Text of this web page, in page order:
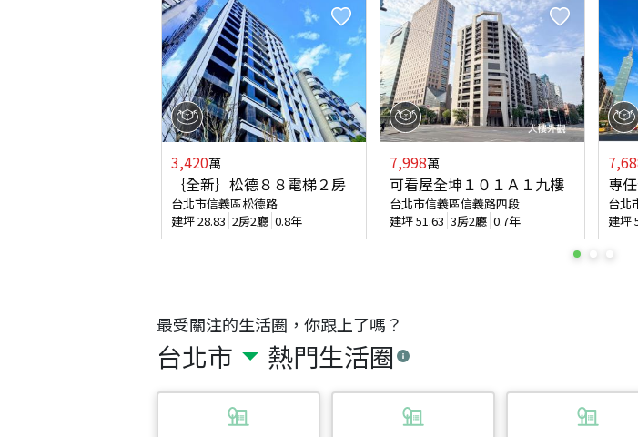
最受關注的生活圈，你跟上了嗎？
台北市 熱門生活圈
3,420萬
｛全新｝松德８８電梯２房
台北市信義區松德路
建坪28.83 2房2廳 0.8年
7,998萬
可看屋全坤１０１Ａ１九樓
台北市信義區信義路四段
建坪51.63 3房2廳 0.7年
專
台北
建坪